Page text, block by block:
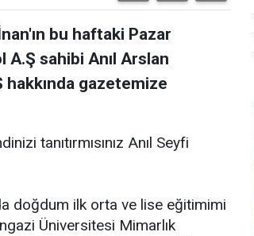
bu haftaki Pazar
sahibi Anıl Arslan
hakkında gazetemize
tanıtırmısınız Anıl Seyfi
doğdum ilk orta ve lise eğitimimi
Üniversitesi Mimarlık